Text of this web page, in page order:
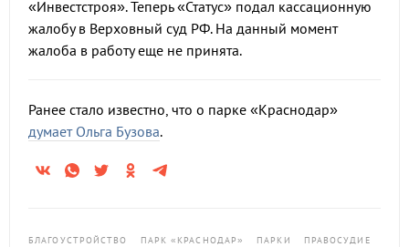
«Инвестстроя». Теперь «Статус» подал кассационную
жалобу в Верховный суд РФ. На данный момент
жалоба в работу еще не принята.
Ранее стало известно, что о парке «Краснодар»
думает Ольга Бузова.
БЛАГОУСТРОЙСТВО ПАРК «КРАСНОДАР» ПАРКИ
ПРАВОСУДИЕ